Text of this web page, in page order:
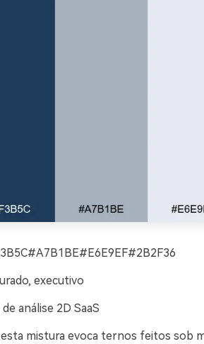
executivo
análise 2D SaaS
mistura evoca ternos feitos sob